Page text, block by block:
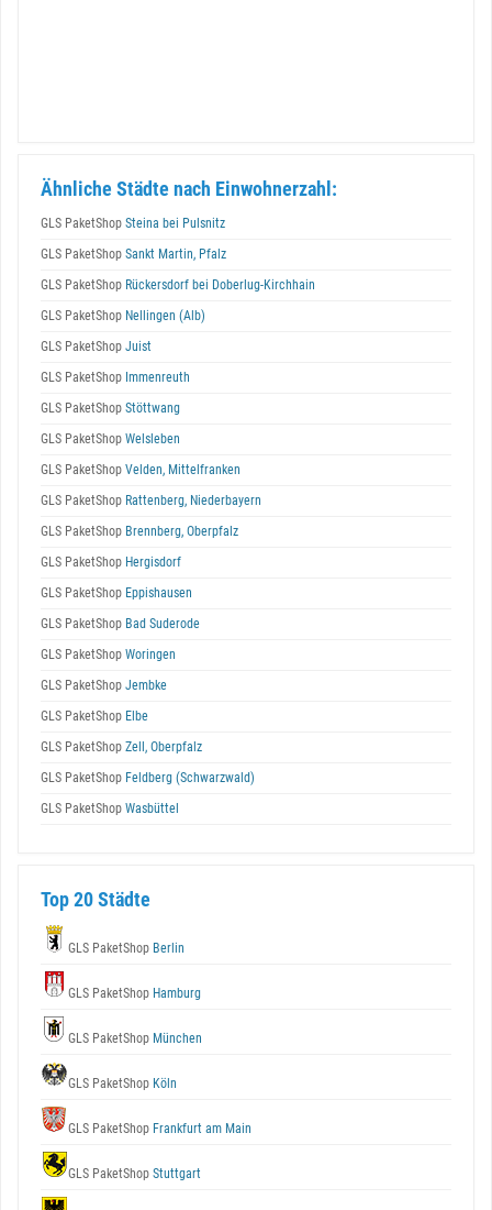
Ähnliche Städte nach Einwohnerzahl:
GLS PaketShop Steina bei Pulsnitz
GLS PaketShop Sankt Martin, Pfalz
GLS PaketShop Rückersdorf bei Doberlug-Kirchhain
GLS PaketShop Nellingen (Alb)
GLS PaketShop Juist
GLS PaketShop Immenreuth
GLS PaketShop Stöttwang
GLS PaketShop Welsleben
GLS PaketShop Velden, Mittelfranken
GLS PaketShop Rattenberg, Niederbayern
GLS PaketShop Brennberg, Oberpfalz
GLS PaketShop Hergisdorf
GLS PaketShop Eppishausen
GLS PaketShop Bad Suderode
GLS PaketShop Woringen
GLS PaketShop Jembke
GLS PaketShop Elbe
GLS PaketShop Zell, Oberpfalz
GLS PaketShop Feldberg (Schwarzwald)
GLS PaketShop Wasbüttel
Top 20 Städte
GLS PaketShop Berlin
GLS PaketShop Hamburg
GLS PaketShop München
GLS PaketShop Köln
GLS PaketShop Frankfurt am Main
GLS PaketShop Stuttgart